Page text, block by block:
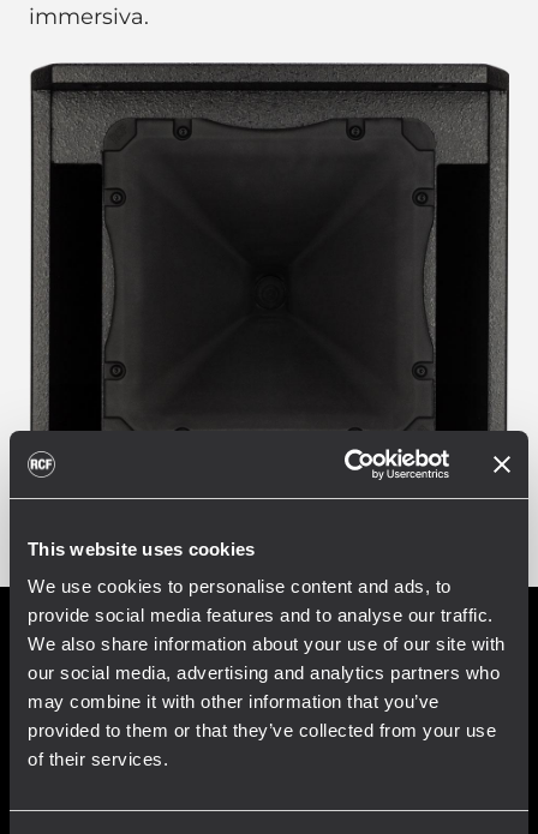
This website uses cookies
We use cookies to personalise content and ads, to
provide social media features and to analyse our traffic.
We also share information about your use of our site with
our social media, advertising and analytics partners who
may combine it with other information that you’ve
provided to them or that they’ve collected from your use
of their services.
immersiva.
Migliora l'atmosfera
sonora
La musica coinvolge e migliora l’accoglienza